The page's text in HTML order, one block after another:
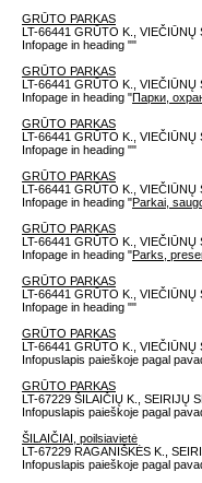
GRŪTO PARKAS
LT-66441 GRŪTO K., VIEČIŪNŲ
Infopage in heading ""
GRŪTO PARKAS
LT-66441 GRŪTO K., VIEČIŪNŲ
Infopage in heading "Парки,
GRŪTO PARKAS
LT-66441 GRŪTO K., VIEČIŪNŲ
Infopage in heading ""
GRŪTO PARKAS
LT-66441 GRŪTO K., VIEČIŪNŲ
Infopage in heading "Parkai,
GRŪTO PARKAS
LT-66441 GRŪTO K., VIEČIŪNŲ
Infopage in heading "Parks,
GRŪTO PARKAS
LT-66441 GRŪTO K., VIEČIŪNŲ
Infopage in heading ""
GRŪTO PARKAS
LT-66441 GRŪTO K., VIEČIŪNŲ
Infopuslapis paieškoje pagal
GRŪTO PARKAS
LT-67229 ŠILAIČIŲ K., SEIRIJŲ
Infopuslapis paieškoje pagal
ŠILAIČIAI, poilsiavietė
LT-67229 RAGANIŠKĖS K.,
Infopuslapis paieškoje pagal